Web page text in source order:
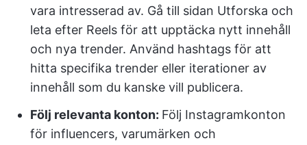
vara intresserad av. Gå till sidan Utforska och
leta efter Reels för att upptäcka nytt innehåll
och nya trender. Använd hashtags för att
hitta specifika trender eller iterationer av
innehåll som du kanske vill publicera.
Följ relevanta konton: Följ Instagramkonton
för influencers, varumärken och